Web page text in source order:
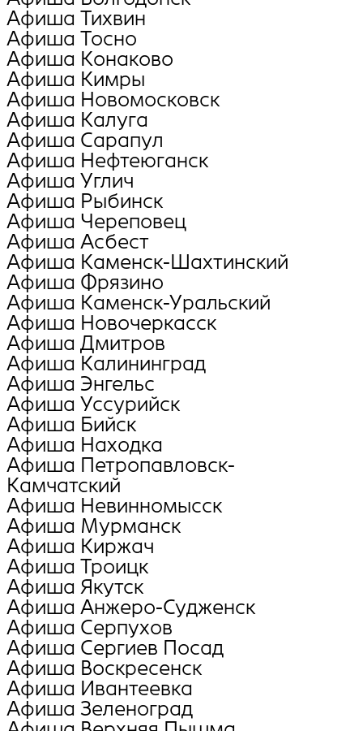
Афиша Тихвин
Афиша Тосно
Афиша Конаково
Афиша Кимры
Афиша Новомосковск
Афиша Калуга
Афиша Сарапул
Афиша Нефтеюганск
Афиша Углич
Афиша Рыбинск
Афиша Череповец
Афиша Асбест
Афиша Каменск-Шахтинский
Афиша Фрязино
Афиша Каменск-Уральский
Афиша Новочеркасск
Афиша Дмитров
Афиша Калининград
Афиша Энгельс
Афиша Уссурийск
Афиша Бийск
Афиша Находка
Афиша Петропавловск-
Камчатский
Афиша Невинномысск
Афиша Мурманск
Афиша Киржач
Афиша Троицк
Афиша Якутск
Афиша Анжеро-Судженск
Афиша Серпухов
Афиша Сергиев Посад
Афиша Воскресенск
Афиша Ивантеевка
Афиша Зеленоград